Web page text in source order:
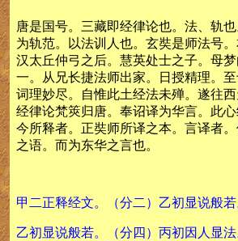
唐是国号。三藏即经律论也。法、轨
为轨范。以法训人也。玄奘是师法号。
汉太丘仲弓之后。慧英处士之子。母
一。从兄长捷法师出家。日授精理。至
词理妙尽。自惟此土经法未殚。遂往
经律论梵筴归唐。奉诏译为华言。此心
今所释者。正奘师所译之本。言译者
之语。而为东华之言也。
甲二正释经文。（分二）乙初显说般若
乙初显说般若。（分四）丙初因人显法